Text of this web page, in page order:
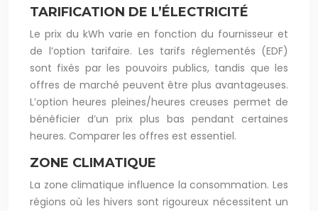
TARIFICATION DE L’ÉLECTRICITÉ
Le prix du kWh varie en fonction du fournisseur et
de l’option tarifaire. Les tarifs réglementés (EDF)
sont fixés par les pouvoirs publics, tandis que les
offres de marché peuvent être plus avantageuses.
L’option heures pleines/heures creuses permet de
bénéficier d’un prix plus bas pendant certaines
heures. Comparer les offres est essentiel.
ZONE CLIMATIQUE
La zone climatique influence la consommation. Les
régions où les hivers sont rigoureux nécessitent un